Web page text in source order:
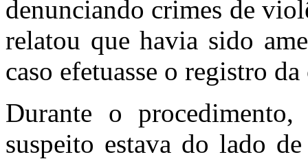
denunciando crimes de
relatou que havia sido
caso efetuasse o registro
Durante o
suspeito estava do lado